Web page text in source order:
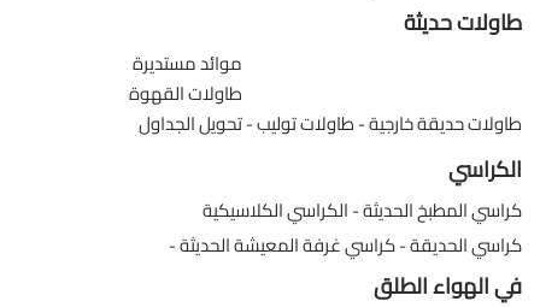
طاولات حديثة
موائد مستديرة
طاولات القهوة
تحويل الجداول طاولات توليب طاولات حديقة خارجية
الكراسي
الكراسي الكلاسيكية كراسي المطبخ الحديثة
كراسي غرفة المعيشة الحديثة كراسي الحديقة
في الهواء الطلق